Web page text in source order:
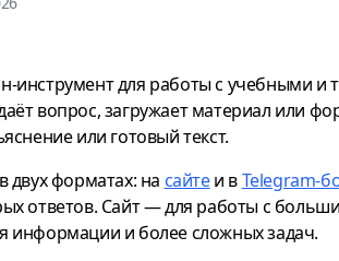
инструмент для работы с учебными и
вопрос, загружает материал или
или готовый текст.
двух форматах: на сайтеи вTelegram-
ответов. Сайт — для работы с
информации и более сложных задач.